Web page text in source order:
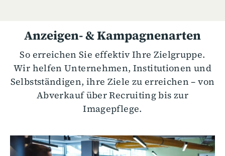
Anzeigen- & Kampagnenarten
So erreichen Sie effektiv Ihre Zielgruppe.
Wir helfen Unternehmen, Institutionen und
Selbstständigen, ihre Ziele zu erreichen – von
Abverkauf über Recruiting bis zur
Imagepflege.